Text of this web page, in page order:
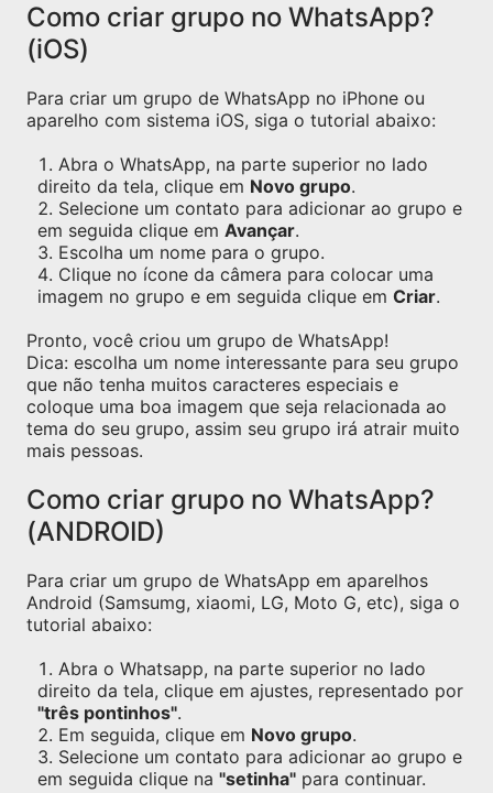
Como criar grupo no WhatsApp?
(iOS)
Para criar um grupo de WhatsApp no iPhone ou
aparelho com sistema iOS, siga o tutorial abaixo:
Abra o WhatsApp, na parte superior no lado
direito da tela, clique em Novo grupo.
Selecione um contato para adicionar ao grupo e
em seguida clique em Avançar.
Escolha um nome para o grupo.
Clique no ícone da câmera para colocar uma
imagem no grupo e em seguida clique em Criar.
Pronto, você criou um grupo de WhatsApp!
Dica: escolha um nome interessante para seu grupo
que não tenha muitos caracteres especiais e
coloque uma boa imagem que seja relacionada ao
tema do seu grupo, assim seu grupo irá atrair muito
mais pessoas.
Como criar grupo no WhatsApp?
(ANDROID)
Para criar um grupo de WhatsApp em aparelhos
Android (Samsumg, xiaomi, LG, Moto G, etc), siga o
tutorial abaixo:
Abra o Whatsapp, na parte superior no lado
direito da tela, clique em ajustes, representado por
"três pontinhos".
Em seguida, clique em Novo grupo.
Selecione um contato para adicionar ao grupo e
em seguida clique na "setinha" para continuar.